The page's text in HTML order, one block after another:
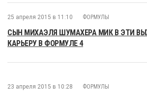
25 апреля 2015 в 11:10 ФОРМУЛЫ
СЫН МИХАЭЛЯ ШУМАХЕРА МИК В ЭТИ
КАРЬЕРУ В ФОРМУЛЕ 4
23 апреля 2015 в 10:28 ФОРМУЛЫ